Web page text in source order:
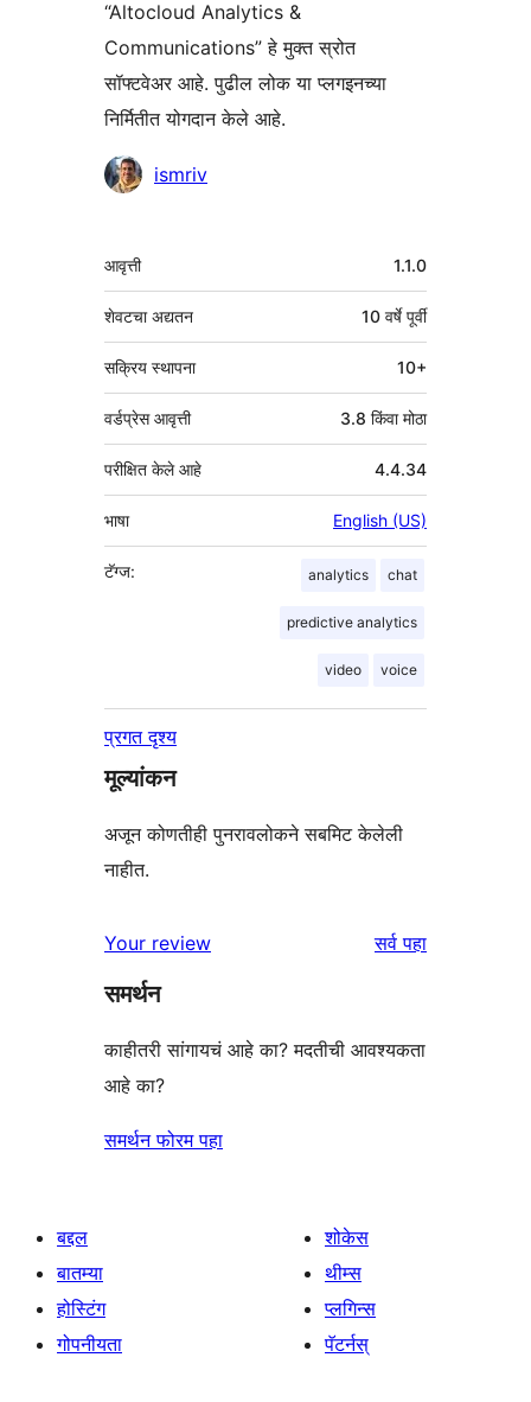
“Altocloud Analytics &
Communications” हे मुक्त स्रोत
सॉफ्टवेअर आहे. पुढील लोक या प्लगइनच्या
निर्मितीत योगदान केले आहे.
योगदानकर्तेismriv
मेटा
आवृत्ती 1.1.0
शेवटचा अद्यतन 10 वर्षेपूर्वी
सक्रिय स्थापना 10+
वर्डप्रेस आवृत्ती 3.8 किंवा मोठा
परीक्षित केले आहे 4.4.34
भाषा English (US)
टॅग्ज: analytics chat
predictive analytics
video voice
प्रगत दृश्य
मूल्यांकन
अजून कोणतीही पुनरावलोकने सबमिट केलेली
नाहीत.
Your review सर्वपुनरावलोकने
पहा
समर्थन
काहीतरी सांगायचं आहे का? मदतीची आवश्यकता
आहे का?
समर्थन फोरम पहा
बद्दल
बातम्या
होस्टिंग
गोपनीयता
शोकेस
थीम्स
प्लगिन्स
पॅटर्नस्